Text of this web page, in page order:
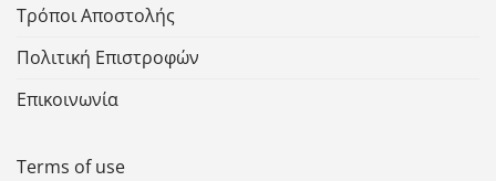
Τρόποι Αποστολής
Πολιτική Επιστροφών
Επικοινωνία
Terms of use